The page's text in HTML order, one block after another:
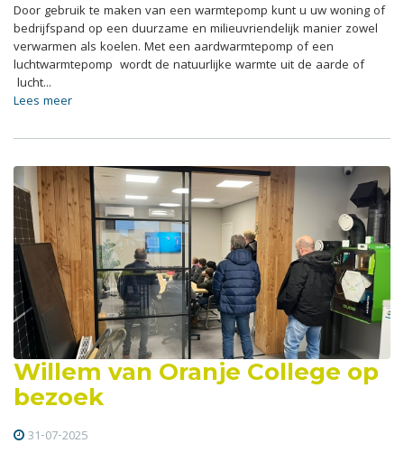
Door gebruik te maken van een warmtepomp kunt u uw woning of
bedrijfspand op een duurzame en milieuvriendelijk manier zowel
verwarmen als koelen. Met een aardwarmtepomp of een
luchtwarmtepomp wordt de natuurlijke warmte uit de aarde of
lucht...
Lees meer
Willem van Oranje College op
bezoek
31-07-2025